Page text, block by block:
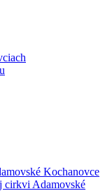
Kochanovce
cirkvi Adamovské